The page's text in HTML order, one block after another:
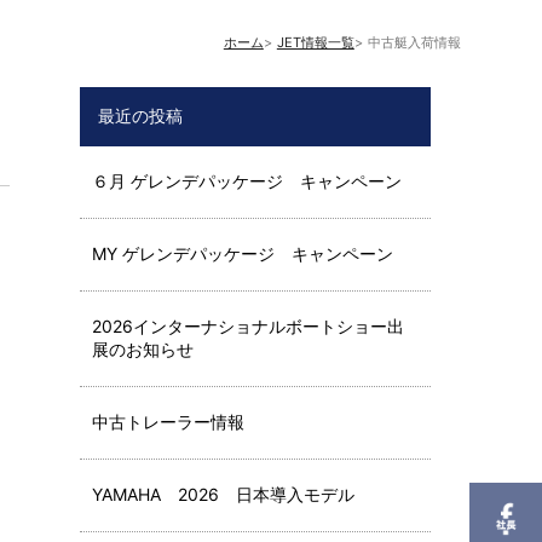
ホーム JET情報一覧 中古艇入荷情報
最近の投稿
６月 ゲレンデパッケージ キャンペーン
MY ゲレンデパッケージ キャンペーン
2026インターナショナルボートショー出
展のお知らせ
中古トレーラー情報
YAMAHA 2026 日本導入モデル